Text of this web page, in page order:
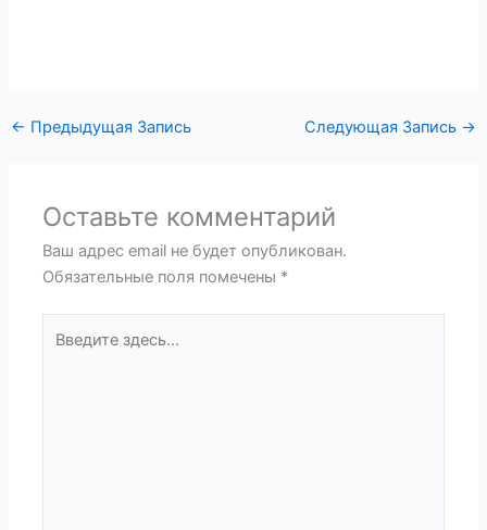
← Предыдущая Запись Следующая Запись →
Оставьте комментарий
Ваш адрес email не будет опубликован.
Обязательные поля помечены *
здесь...